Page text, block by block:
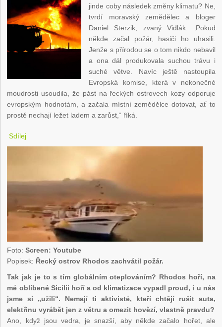
jinde coby následek změny klimatu? Ne,
tvrdí moravský zemědělec a bloger
Daniel Sterzik, zvaný Vidlák. „Pokud
někde začal požár, hasiči ho uhasili.
Jenže s přírodou se o tom nikdo nebavil
a ona dál produkovala suchou trávu i
suché větve. Navíc ještě nastoupila
Evropská komise, která v nekonečné
moudrosti usoudila, že pást na řeckých ostrovech kozy odporuje
evropským hodnotám, a začala místní zemědělce dotovat, ať to
prostě nechají ležet ladem a zarůst,“ říká.
Sdílej
Foto:Screen: Youtube
Popisek: Řecký ostrov Rhodos zachvátil požár.
Tak jak je to s tím globálním oteplováním? Rhodos hoří, na
mé oblíbené Sicílii hoří a od klimatizace vypadl proud, i u nás
jsme si „užili“. Nemají ti aktivisté, kteří chtějí rušit auta,
elektřinu vyrábět jen z větru a omezit hovězí, vlastně pravdu?
Ano, když jsou vedra, je snazší, aby někde začalo hořet, ale